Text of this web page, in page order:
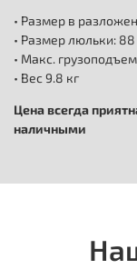
• Размер в
• Размер люльки: 88
• Макс.
• Вес 9.8 кг
Цена всегда
наличными